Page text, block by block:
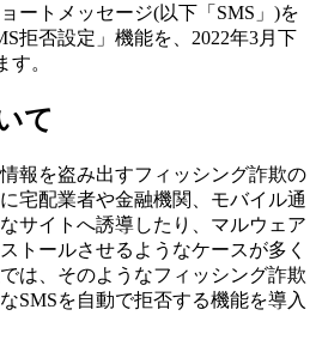
ートメッセージ(以下「SMS」)を
拒否設定」機能を、2022年3月下
。
て
報を盗み出すフィッシング詐欺の
宅配業者や金融機関、モバイル通
サイトへ誘導したり、マルウェア
トールさせるようなケースが多く
は、そのようなフィッシング詐欺
SMSを自動で拒否する機能を導入